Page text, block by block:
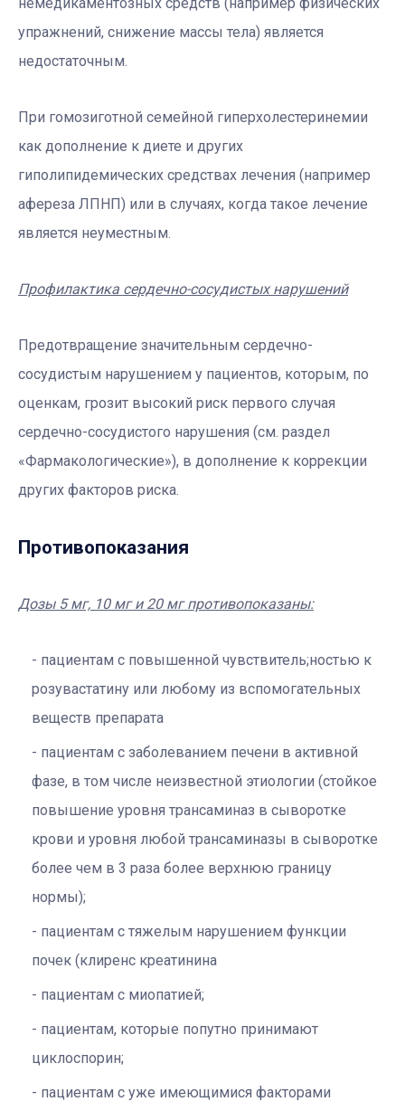
упражнений, снижение массы тела) является
недостаточным.
При гомозиготной семейной гиперхолестеринемии
как дополнение к диете и других
гиполипидемических средствах лечения (например
афереза ​​ЛПНП) или в случаях, когда такое лечение
является неуместным.
Профилактика сердечно-сосудистых нарушений
Предотвращение значительным сердечно-
сосудистым нарушением у пациентов, которым, по
оценкам, грозит высокий риск первого случая
сердечно-сосудистого нарушения (см. раздел
«Фармакологические»), в дополнение к коррекции
других факторов риска.
Противопоказания
Дозы 5 мг, 10 мг и 20 мг противопоказаны:
пациентам с повышенной чувствитель;ностью к
розувастатину или любому из вспомогательных
веществ препарата
пациентам с заболеванием печени в активной
фазе, в том числе неизвестной этиологии (стойкое
повышение уровня трансаминаз в сыворотке
крови и уровня любой трансаминазы в сыворотке
более чем в 3 раза более верхнюю границу
нормы);
пациентам с тяжелым нарушением функции
почек (клиренс креатинина
пациентам с миопатией;
пациентам, которые попутно принимают
циклоспорин;
пациентам с уже имеющимися факторами